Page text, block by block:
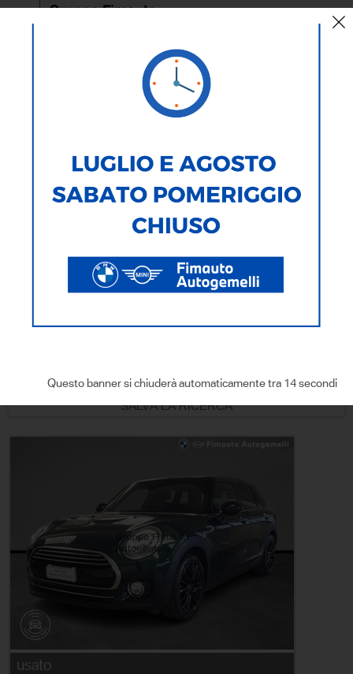
Questo banner si chiuderà automaticamente tra 13 secondi
AUTO
MOTO
TIPOLOGIA MARCA
ALIMENTAZIONE
CARROZZERIA
Ricerca testuale
Ricerca avanzata
SALVA LA RICERCA
usato